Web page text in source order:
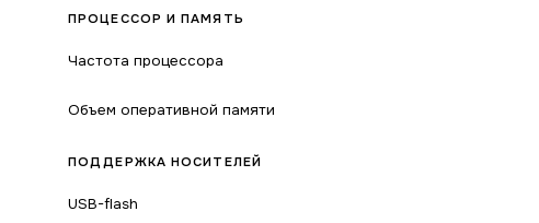
ПРОЦЕССОР И ПАМЯТЬ
Частота процессора
Объем оперативной памяти
ПОДДЕРЖКА НОСИТЕЛЕЙ
USB-flash